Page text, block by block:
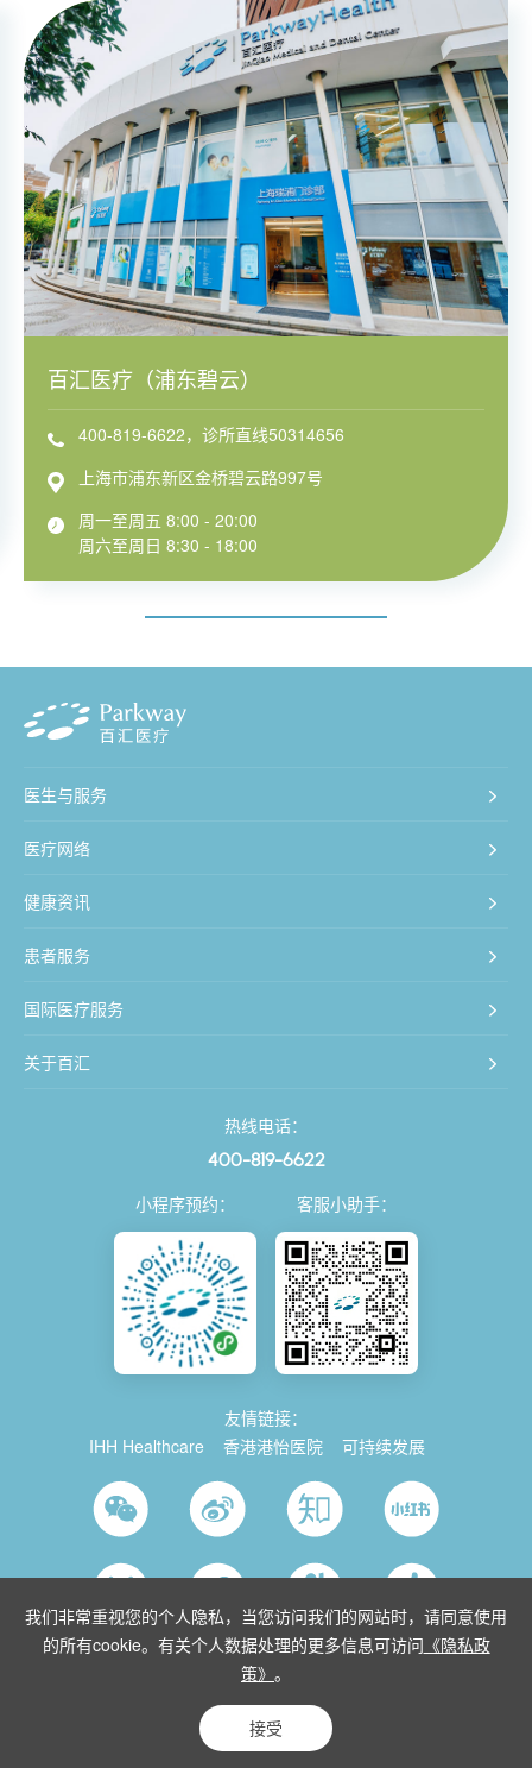
我们非常重视您的个人隐私，当您访问我们的网站时，请同意使用
的所有cookie。有关个人数据处理的更多信息可访问 《隐私政
策》 。
接受
百汇医疗（浦东碧云）
400-819-6622，诊所直线50314656
上海市浦东新区金桥碧云路997号
周一至周五 8:00 - 20:00
周六至周日 8:30 - 18:00
医生与服务
医疗网络
健康资讯
患者服务
国际医疗服务
关于百汇
热线电话：
400-819-6622
小程序预约： 客服小助手：
友情链接：
IHH Healthcare
香港港怡医院 可持续发展
沪ICP备2021035743号-1
沪卫（中医）网复审[2015]第10152号
Powered by Yongsy